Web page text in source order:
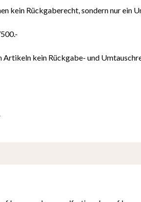
kein Rückgaberecht, sondern nur ein
Artikeln kein Rückgabe- und